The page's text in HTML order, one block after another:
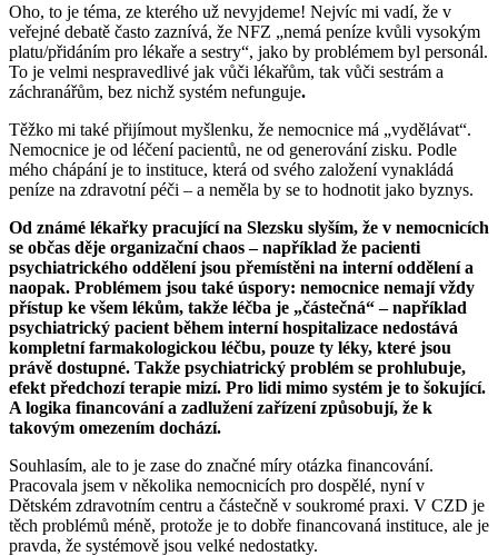
Oho, to je téma, ze kterého už nevyjdeme! Nejvíc mi vadí, že v
veřejné debatě často zaznívá, že NFZ „nemá peníze kvůli vysokým
platu/přidáním pro lékaře a sestry“, jako by problémem byl personál.
To je velmi nespravedlivé jak vůči lékařům, tak vůči sestrám a
záchranářům, bez nichž systém nefunguje.
Těžko mi také přijímout myšlenku, že nemocnice má „vydělávat“.
Nemocnice je od léčení pacientů, ne od generování zisku. Podle
mého chápání je to instituce, která od svého založení vynakládá
peníze na zdravotní péči – a neměla by se to hodnotit jako byznys.
Od známé lékařky pracující na Slezsku slyším, že v nemocnicích
se občas děje organizační chaos – například že pacienti
psychiatrického oddělení jsou přemístěni na interní oddělení a
naopak. Problémem jsou také úspory: nemocnice nemají vždy
přístup ke všem lékům, takže léčba je „částečná“ – například
psychiatrický pacient během interní hospitalizace nedostává
kompletní farmakologickou léčbu, pouze ty léky, které jsou
právě dostupné. Takže psychiatrický problém se prohlubuje,
efekt předchozí terapie mizí. Pro lidi mimo systém je to šokující.
A logika financování a zadlužení zařízení způsobují, že k
takovým omezením dochází.
Souhlasím, ale to je zase do značné míry otázka financování.
Pracovala jsem v několika nemocnicích pro dospělé, nyní v
Dětském zdravotním centru a částečně v soukromé praxi. V CZD je
těch problémů méně, protože je to dobře financovaná instituce, ale je
pravda, že systémově jsou velké nedostatky.